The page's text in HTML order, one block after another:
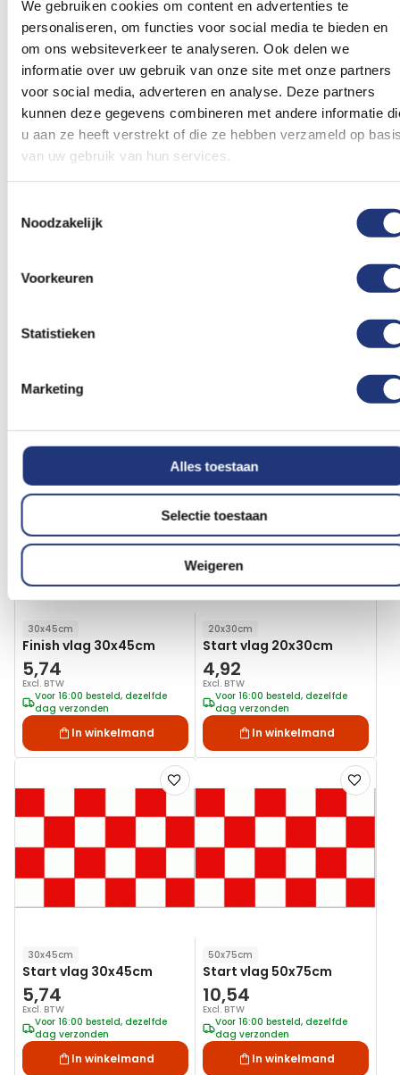
We gebruiken cookies om content en advertenties te
personaliseren, om functies voor social media te bieden en
om ons websiteverkeer te analyseren. Ook delen we
informatie over uw gebruik van onze site met onze partners
voor social media, adverteren en analyse. Deze partners
kunnen deze gegevens combineren met andere informatie
u aan ze heeft verstrekt of die ze hebben verzameld op
van uw gebruik van hun services.
Noodzakelijk
Voorkeuren
Statistieken
Marketing
Alles toestaan
Selectie toestaan
Weigeren
In winkelmand In winkelmand
Voeg
toe
verlanglijst
Glanspoly 115gr/m2
100x300cm | Huren
Levertijd 15 werkdagen
Voeg
toe
aan
Vergelijkbare producten
Voeg
toe
aan
30x45cm
Finish vlag 30x45cm
5,74
Excl. BTW
Voor 16:00 besteld, dezelfde
dag verzonden
In winkelmand
Voeg
aan
20x30cm
Start vlag 20x30cm
4,92
Excl. BTW
Voor 16:00 besteld, dezelfde
dag verzonden
In winkelmand
Voeg
toe
30x45cm
Start vlag 30x45cm
5,74
Excl. BTW
Voor 16:00 besteld, dezelfde
dag verzonden
In winkelmand
Voeg
toe
50x75cm
Start vlag 50x75cm
10,54
Excl. BTW
Voor 16:00 besteld, dezelfde
dag verzonden
In winkelmand